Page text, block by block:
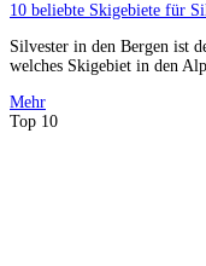
10 beliebte Skigebiete für
Silvester in den Bergen ist
welches Skigebiet in den
Mehr
Top 10